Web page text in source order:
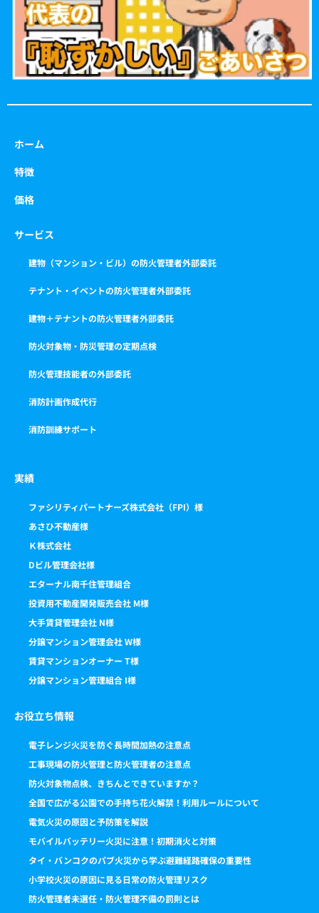
m
ホーム
特徴
価格
サービス
建物（マンション・ビル）の防火管理者外部委託
テナント・イベントの防火管理者外部委託
建物＋テナントの防火管理者外部委託
防火対象物・防災管理の定期点検
防火管理技能者の外部委託
消防計画作成代行
消防訓練サポート
実績
ファシリティパートナーズ株式会社（FPI）様
あさひ不動産様
Ｋ株式会社
Dビル管理会社様
エターナル南千住管理組合
投資用不動産開発販売会社 M様
大手賃貸管理会社 N様
分譲マンション管理会社 W様
賃貸マンションオーナー T様
分譲マンション管理組合 I様
お役立ち情報
電子レンジ火災を防ぐ長時間加熱の注意点
工事現場の防火管理と防火管理者の注意点
防火対象物点検、きちんとできていますか？
全国で広がる公園での手持ち花火解禁！利用ルールについて
電気火災の原因と予防策を解説
モバイルバッテリー火災に注意！初期消火と対策
タイ・バンコクのパブ火災から学ぶ避難経路確保の重要性
小学校火災の原因に見る日常の防火管理リスク
防火管理者未選任・防火管理不備の罰則とは